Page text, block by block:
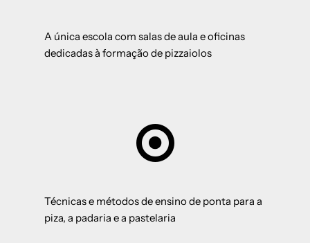
A única escola com salas de aula e oficinas
dedicadas à formação de pizzaiolos
Técnicas e métodos de ensino de ponta para a
piza, a padaria e a pastelaria